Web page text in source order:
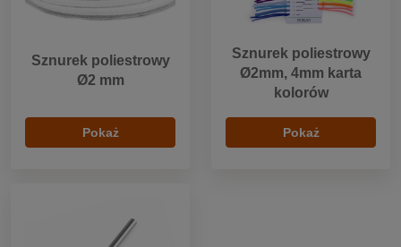
Sznurek poliestrowy
Ø2 mm
Pokaż
Sznurek poliestrowy
Ø2mm, 4mm karta
kolorów
Pokaż